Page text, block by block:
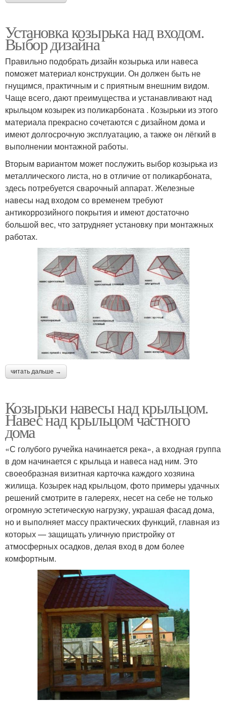
Установка козырька над входом.
Выбор дизайна
Правильно подобрать дизайн козырька или навеса
поможет материал конструкции. Он должен быть не
гнущимся, практичным и с приятным внешним видом.
Чаще всего, дают преимущества и устанавливают над
крыльцом козырек из поликарбоната . Козырьки из этого
материала прекрасно сочетаются с дизайном дома и
имеют долгосрочную эксплуатацию, а также он лёгкий в
выполнении монтажной работы.
Вторым вариантом может послужить выбор козырька из
металлического листа, но в отличие от поликарбоната,
здесь потребуется сварочный аппарат. Железные
навесы над входом со временем требуют
антикоррозийного покрытия и имеют достаточно
большой вес, что затрудняет установку при монтажных
работах.
читать дальше →
Козырьки навесы над крыльцом.
Навес над крыльцом частного
дома
«С голубого ручейка начинается река», а входная группа
в дом начинается с крыльца и навеса над ним. Это
своеобразная визитная карточка каждого хозяина
жилища. Козырек над крыльцом, фото примеры удачных
решений смотрите в галереях, несет на себе не только
огромную эстетическую нагрузку, украшая фасад дома,
но и выполняет массу практических функций, главная из
которых — защищать уличную пристройку от
атмосферных осадков, делая вход в дом более
комфортным.